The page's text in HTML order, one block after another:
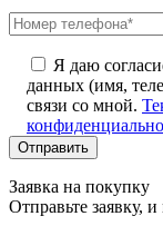
Я даю
данных (имя,
связи со мной.
Заявка на покупку
Отправьте заявку,